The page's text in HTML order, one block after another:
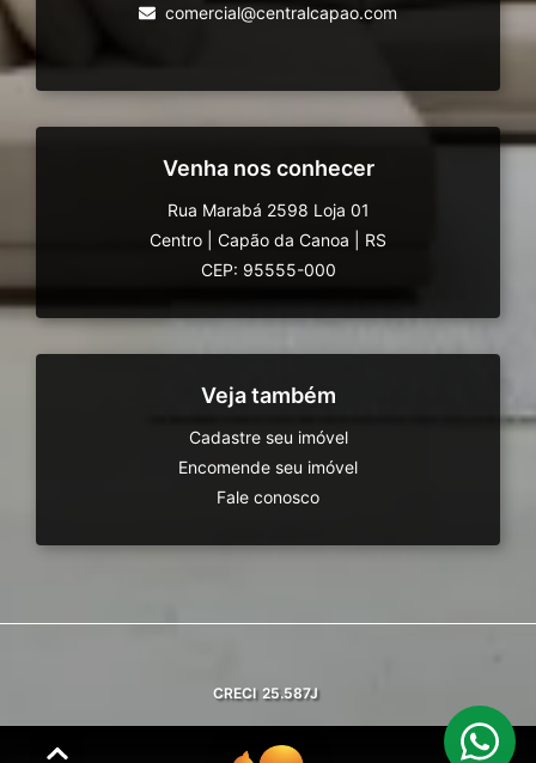
comercial@centralcapao.com
Venha nos conhecer
Rua Marabá 2598 Loja 01
Centro
Capão da Canoa
RS
CEP: 95555-000
Veja também
Cadastre seu imóvel
Encomende seu imóvel
Fale conosco
CRECI 25.587J